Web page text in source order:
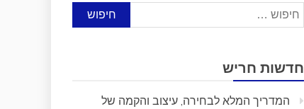
חיפוש:
חדשות חריש
המדריך המלא לבחירה, עיצוב והקמה של